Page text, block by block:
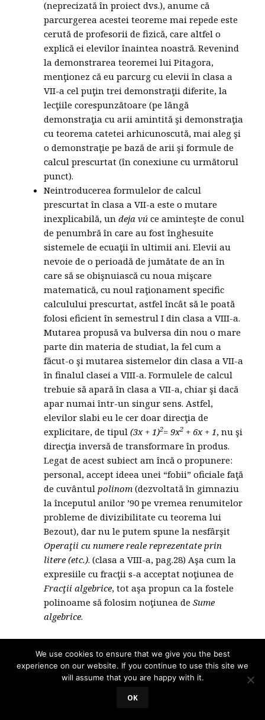
(neprecizată în proiect dvs.), anume că
parcurgerea acestei teoreme mai repede este
cerută de profesorii de fizică, care altfel o
explică ei elevilor înaintea noastră. Revenind
la demonstrarea teoremei lui Pitagora,
menţionez că eu parcurg cu elevii în clasa a
VII-a cel puţin trei demonstraţii diferite, la
lecţiile corespunzătoare (pe lângă
demonstraţia cu arii amintită şi demonstraţia
cu teorema catetei arhicunoscută, mai aleg şi
o demonstraţie pe bază de arii şi formule de
calcul prescurtat (în conexiune cu următorul
punct).
Neintroducerea formulelor de calcul
prescurtat în clasa a VII-a este o mutare
inexplicabilă, undeja vú ce aminteşte de conul
de penumbră în care au fost înghesuite
sistemele de ecuaţii în ultimii ani. Elevii au
nevoie de o perioadă de jumătate de an în
care să se obişnuiască cu noua mişcare
matematică, cu noul raţionament specific
calculului prescurtat, astfel încât să le poată
folosi eficient în semestrul I din clasa a VIII-a.
Mutarea propusă va bulversa din nou o mare
parte din materia de studiat, la fel cum a
făcut-o şi mutarea sistemelor din clasa a VII-a
în finalul clasei a VIII-a. Formulele de calcul
trebuie să apară în clasa a VII-a, chiar şi dacă
apar numai într-un singur sens. Astfel,
elevilor slabi eu le cer doar direcţia de
explicitare, de tipul(3x + 1)2= 9x2 + 6x + 1, nu şi
direcţia inversă de transformare în produs.
Legat de acest subiect am încă o propunere:
personal, accept ideea unei “fobii” oficiale faţă
de cuvântulpolinom (dezvoltată în gimnaziu
la începutul anilor ’90 pe vremea renumitelor
probleme de divizibilitate cu teorema lui
Bezout), dar nu le putem spune la nesfârşit
Operaţii cu numere reale reprezentate prin
litere (etc.). (clasa a VIII-a, pag.28) Aşa cum la
expresiile cu fracţii s-a acceptat noţiunea de
Fracţii algebrice, tot aşa propun ca la fostele
polinoame să folosim noţiunea deSume
algebrice.
cât mai multe din observaţiile făcute. Totodată,
precizez că stau la dispoziţia dvs. pentru eventuale
We use cookies to ensure that we give you the best
experience on our website. If you continue to use this site we
will assume that you are happy with it.
OK